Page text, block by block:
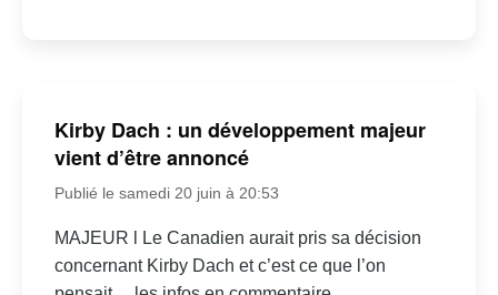
Kirby Dach : un développement majeur
vient d’être annoncé
Publié le samedi 20 juin à 20:53
MAJEUR l Le Canadien aurait pris sa décision
concernant Kirby Dach et c’est ce que l’on